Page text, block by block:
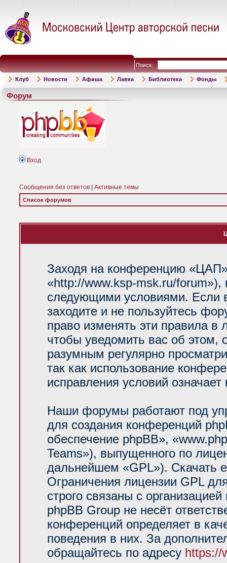
Поиск:
Клуб Новости Афиша Лавка Библиотека Фонды
Форум
Вход
Сообщения без ответов Активные темы
Список форумов
Заходя на конференцию
«http://www.ksp-msk.ru/forum»),
следующими условиями. Если
заходите и не пользуйтесь
право изменять эти правила
чтобы уведомить вас об
разумным регулярно
так как использование
исправления условий
Наши форумы работают под
для создания конференций
обеспечение phpBB»,
Teams»), выпущенного по
дальнейшем «GPL»). Скачать
Ограничения лицензии GPL
строго связаны с
phpBB Group не несёт
конференций определяет в
поведения в них. За
обращайтесь по адресу https://